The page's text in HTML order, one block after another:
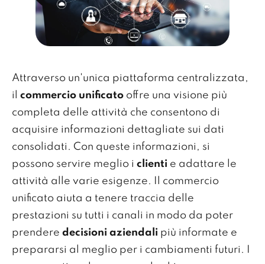
Attraverso un'unica piattaforma centralizzata,
il commercio unificato offre una visione più
completa delle attività che consentono di
acquisire informazioni dettagliate sui dati
consolidati. Con queste informazioni, si
possono servire meglio i clienti e adattare le
attività alle varie esigenze. Il commercio
unificato aiuta a tenere traccia delle
prestazioni su tutti i canali in modo da poter
prendere decisioni aziendali più informate e
prepararsi al meglio per i cambiamenti futuri. I